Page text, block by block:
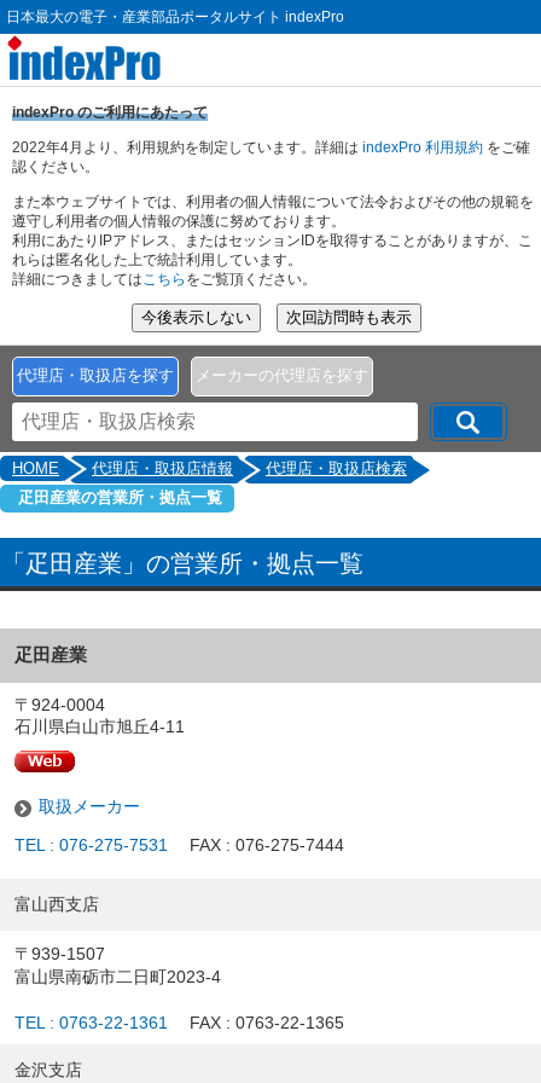
日本最大の電子・産業部品ポータルサイト indexPro
indexPro のご利用にあたって
2022年4月より、利用規約を制定しています。詳細は indexPro 利用規約 をご確
認ください。
また本ウェブサイトでは、利用者の個人情報について法令およびその他の規範を
遵守し利用者の個人情報の保護に努めております。
利用にあたりIPアドレス、またはセッションIDを取得することがありますが、こ
れらは匿名化した上で統計利用しています。
詳細につきましてはこちら をご覧頂ください。
代理店・取扱店を探す メーカーの代理店を探す
HOME 代理店・取扱店情報
代理店・取扱店検索
疋田産業の営業所・拠点一覧
「疋田産業」の営業所・拠点一覧
疋田産業
〒924-0004
石川県白山市旭丘4-11
取扱メーカー
TEL : 076-275-7531 FAX : 076-275-7444
富山西支店
〒939-1507
富山県南砺市二日町2023-4
TEL : 0763-22-1361 FAX : 0763-22-1365
金沢支店